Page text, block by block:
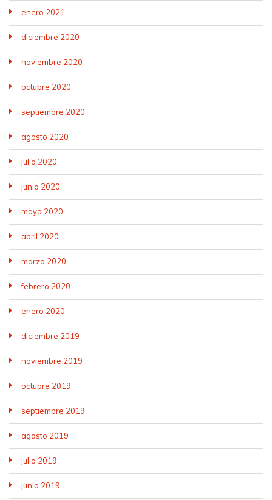
enero 2021
diciembre 2020
noviembre 2020
octubre 2020
septiembre 2020
agosto 2020
julio 2020
junio 2020
mayo 2020
abril 2020
marzo 2020
febrero 2020
enero 2020
diciembre 2019
noviembre 2019
octubre 2019
septiembre 2019
agosto 2019
julio 2019
junio 2019